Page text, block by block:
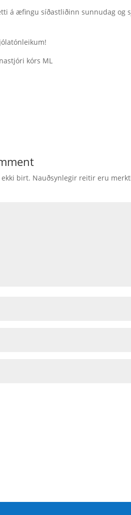
á æfingu síðastliðinn sunnudag og
kórs ML
birt. Nauðsynlegir reitir eru